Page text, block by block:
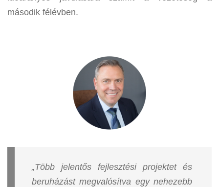
második félévben.
„Több jelentős fejlesztési projektet és
beruházást megvalósítva egy nehezebb